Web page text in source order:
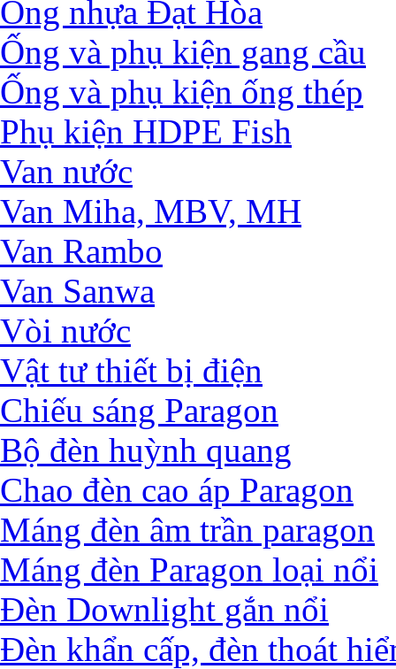
Ống nhựa Đạt Hòa
Ống và phụ kiện gang cầu
Ống và phụ kiện ống thép
Phụ kiện HDPE Fish
Van nước
Van Miha, MBV, MH
Van Rambo
Van Sanwa
Vòi nước
Vật tư thiết bị điện
Chiếu sáng Paragon
Bộ đèn huỳnh quang
Chao đèn cao áp Paragon
Máng đèn âm trần paragon
Máng đèn Paragon loại nổi
Đèn Downlight gắn nổi
Đèn khẩn cấp, đèn thoát